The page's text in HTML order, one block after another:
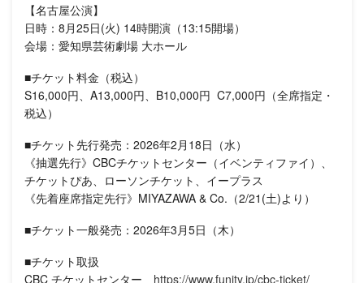
【名古屋公演】
日時：8月25日(火) 14時開演（13:15開場）
会場：愛知県芸術劇場 大ホール
■チケット料金（税込）
S16,000円、A13,000円、B10,000円 C7,000円（全席指定・
税込）
■チケット先行発売：2026年2月18日（水）
《抽選先行》CBCチケットセンター（イベンティファイ）、
チケットぴあ、ローソンチケット、イープラス
《先着座席指定先行》MIYAZAWA & Co.（2/21(土)より）
■チケット一般発売：2026年3月5日（木）
■チケット取扱
CBC チケットセンター https://www.funity.jp/cbc-ticket/